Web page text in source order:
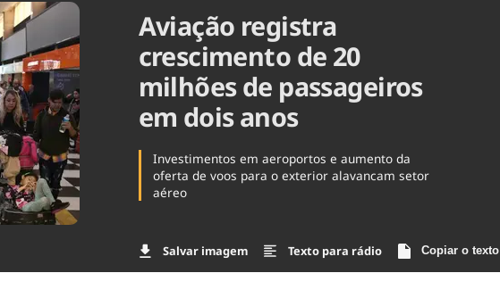
Cinema
Aviação registra
crescimento de 20
milhões de passageiros
em dois anos
Investimentos em aeroportos e aumento da
oferta de voos para o exterior alavancam setor
aéreo
Salvar imagem Texto para rádio Copiar o texto